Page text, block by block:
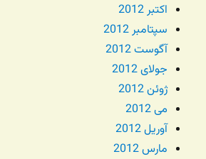
اکتبر 2012
سپتامبر 2012
آگوست 2012
جولای 2012
ژوئن 2012
می 2012
آوریل 2012
مارس 2012